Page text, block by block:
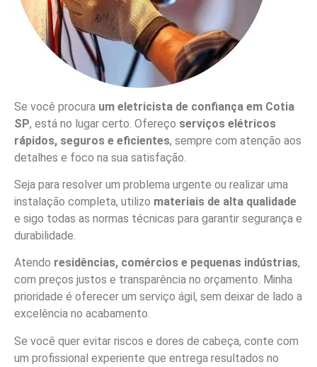
Se você procura um eletricista de confiança em Cotia
SP, está no lugar certo. Ofereço serviços elétricos
rápidos, seguros e eficientes, sempre com atenção aos
detalhes e foco na sua satisfação.
Seja para resolver um problema urgente ou realizar uma
instalação completa, utilizo materiais de alta qualidade
e sigo todas as normas técnicas para garantir segurança e
durabilidade.
Atendo residências, comércios e pequenas indústrias,
com preços justos e transparência no orçamento. Minha
prioridade é oferecer um serviço ágil, sem deixar de lado a
excelência no acabamento.
Se você quer evitar riscos e dores de cabeça, conte com
um profissional experiente que entrega resultados no